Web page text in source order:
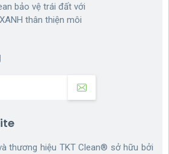
bảo vệ trái đất với
thân thiện môi
thương hiệu TKT Clean® sở hữu bởi